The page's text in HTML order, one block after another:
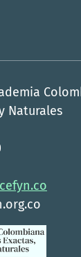
Naturales